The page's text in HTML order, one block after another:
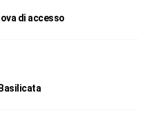
di accesso